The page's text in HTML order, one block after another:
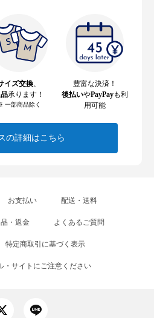
イズ交換
承ります！
一部商品除く
豊富な決済！
後払いやPayPayも利
用可能
の詳細はこちら
お支払い 配送・送料
・返金 よくあるご質問
特定商取引に基づく表示
・サイトにご注意ください